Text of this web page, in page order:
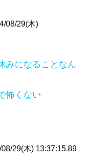
08/29(木)
みになることなん
怖くない
08/29(木) 13:37:15.89